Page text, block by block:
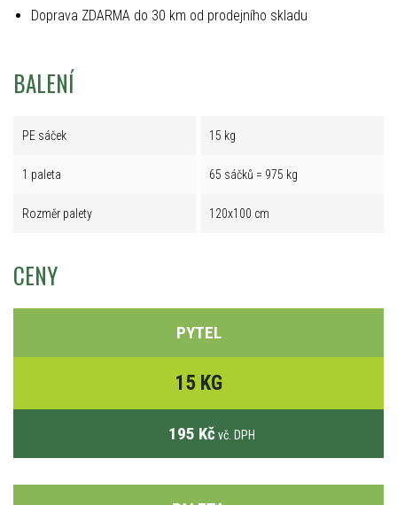
Doprava ZDARMA do 30 km od prodejního skladu
BALENÍ
PE sáček 15 kg
1 paleta 65 sáčků = 975 kg
Rozměr palety 120x100 cm
CENY
PYTEL
15 KG
195 Kč vč. DPH